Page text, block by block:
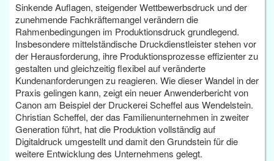
Sinkende Auflagen, steigender Wettbewerbsdruck und der
zunehmende Fachkräftemangel verändern die
Rahmenbedingungen im Produktionsdruck grundlegend.
Insbesondere mittelständische Druckdienstleister stehen vor
der Herausforderung, ihre Produktionsprozesse effizienter zu
gestalten und gleichzeitig flexibel auf veränderte
Kundenanforderungen zu reagieren. Wie dieser Wandel in der
Praxis gelingen kann, zeigt ein neuer Anwenderbericht von
Canon am Beispiel der Druckerei Scheffel aus Wendelstein.
Christian Scheffel, der das Familienunternehmen in zweiter
Generation führt, hat die Produktion vollständig auf
Digitaldruck umgestellt und damit den Grundstein für die
weitere Entwicklung des Unternehmens gelegt.